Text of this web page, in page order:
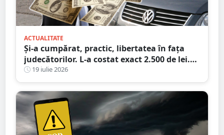
ACTUALITATE
Și-a cumpărat, practic, libertatea în fața
judecătorilor. L-a costat exact 2.500 de lei.
Victima a plătit cheltuielile de judecată
19 iulie 2026